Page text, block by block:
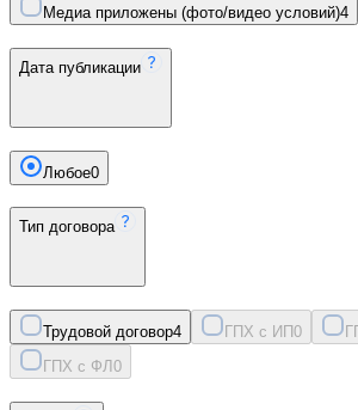
Медиа приложены (фото/видео условий)4
Дата публикации
Любое0
Тип договора
Трудовой договор4 ГПХ с ИП0
ГПХ с ФЛ 0